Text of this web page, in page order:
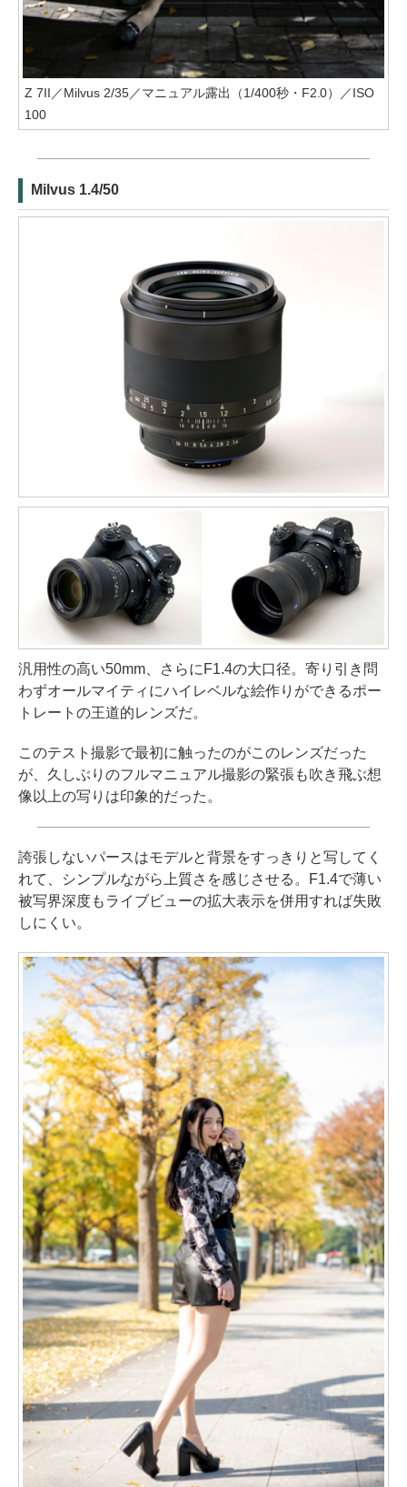
Z 7II／Milvus 2/35／マニュアル露出（1/400秒・F2.0）／ISO
100
Milvus 1.4/50
汎用性の高い50mm、さらにF1.4の大口径。寄り引き問
わずオールマイティにハイレベルな絵作りができるポー
トレートの王道的レンズだ。
このテスト撮影で最初に触ったのがこのレンズだった
が、久しぶりのフルマニュアル撮影の緊張も吹き飛ぶ想
像以上の写りは印象的だった。
誇張しないパースはモデルと背景をすっきりと写してく
れて、シンプルながら上質さを感じさせる。F1.4で薄い
被写界深度もライブビューの拡大表示を併用すれば失敗
しにくい。